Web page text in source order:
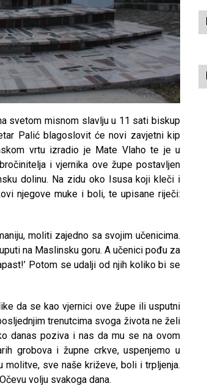
svetom misnom slavlju u 11 sati biskup
Palić blagoslovit će novi zavjetni kip
vrtu izradio je Mate Vlaho te je u
i vjernika ove župe postavljen
dolinu. Na zidu oko Isusa koji kleči i
njegove muke i boli, te upisane riječi:
moliti zajedno sa svojim učenicima.
na Maslinsku goru. A učenici pođu za
Potom se udalji od njih koliko bi se
da se kao vjernici ove župe ili usputni
trenutcima svoga života ne želi
danas poziva i nas da mu se na ovom
grobova i župne crkve, uspenjemo u
sve naše križeve, boli i trpljenja.
volju svakoga dana.